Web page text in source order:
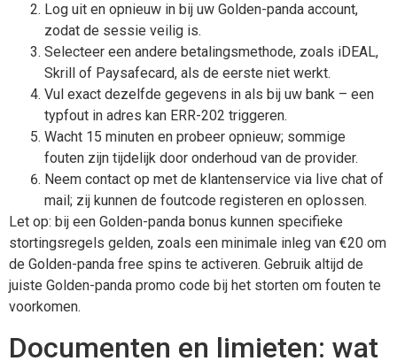
Log uit en opnieuw in bij uw Golden-panda account,
zodat de sessie veilig is.
Selecteer een andere betalingsmethode, zoals iDEAL,
Skrill of Paysafecard, als de eerste niet werkt.
Vul exact dezelfde gegevens in als bij uw bank – een
typfout in adres kan ERR-202 triggeren.
Wacht 15 minuten en probeer opnieuw; sommige
fouten zijn tijdelijk door onderhoud van de provider.
Neem contact op met de klantenservice via live chat of
mail; zij kunnen de foutcode registeren en oplossen.
Let op: bij een Golden-panda bonus kunnen specifieke
stortingsregels gelden, zoals een minimale inleg van €20 om
de Golden-panda free spins te activeren. Gebruik altijd de
juiste Golden-panda promo code bij het storten om fouten te
voorkomen.
Documenten en limieten: wat